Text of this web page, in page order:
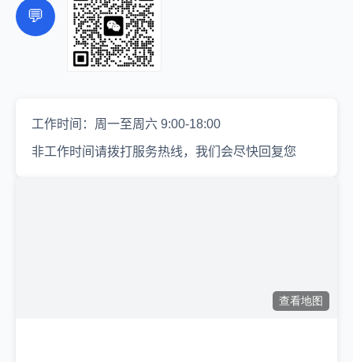
💬
工作时间：周一至周六 9:00-18:00
非工作时间请拨打服务热线，我们会尽快回复您